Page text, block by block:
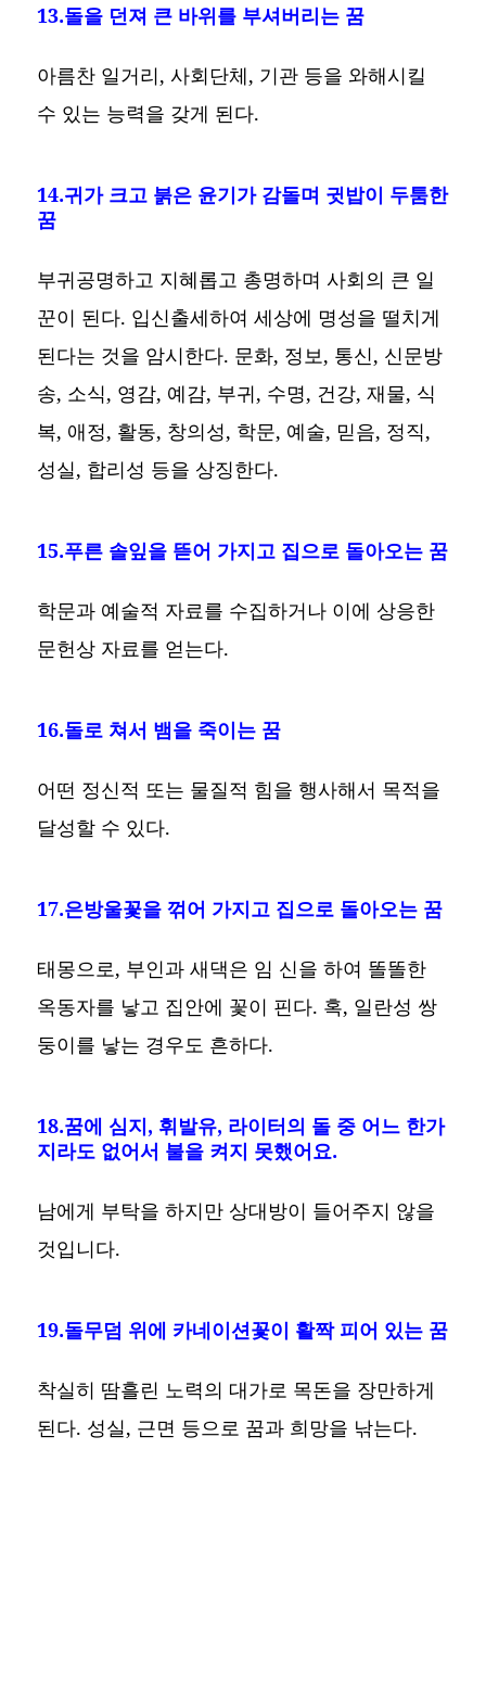
13.돌을 던져 큰 바위를 부셔버리는 꿈
아름찬 일거리, 사회단체, 기관 등을 와해시킬
수 있는 능력을 갖게 된다.
14.귀가 크고 붉은 윤기가 감돌며 귓밥이 두툼한
꿈
부귀공명하고 지혜롭고 총명하며 사회의 큰 일
꾼이 된다. 입신출세하여 세상에 명성을 떨치게
된다는 것을 암시한다. 문화, 정보, 통신, 신문방
송, 소식, 영감, 예감, 부귀, 수명, 건강, 재물, 식
복, 애정, 활동, 창의성, 학문, 예술, 믿음, 정직,
성실, 합리성 등을 상징한다.
15.푸른 솔잎을 뜯어 가지고 집으로 돌아오는 꿈
학문과 예술적 자료를 수집하거나 이에 상응한
문헌상 자료를 얻는다.
16.돌로 쳐서 뱀을 죽이는 꿈
어떤 정신적 또는 물질적 힘을 행사해서 목적을
달성할 수 있다.
17.은방울꽃을 꺾어 가지고 집으로 돌아오는 꿈
태몽으로, 부인과 새댁은 임 신을 하여 똘똘한
옥동자를 낳고 집안에 꽃이 핀다. 혹, 일란성 쌍
둥이를 낳는 경우도 흔하다.
18.꿈에 심지, 휘발유, 라이터의 돌 중 어느 한가
지라도 없어서 불을 켜지 못했어요.
남에게 부탁을 하지만 상대방이 들어주지 않을
것입니다.
19.돌무덤 위에 카네이션꽃이 활짝 피어 있는 꿈
착실히 땀흘린 노력의 대가로 목돈을 장만하게
된다. 성실, 근면 등으로 꿈과 희망을 낚는다.